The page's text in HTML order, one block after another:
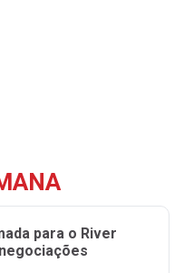
para o River